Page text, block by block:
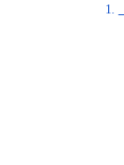
1.